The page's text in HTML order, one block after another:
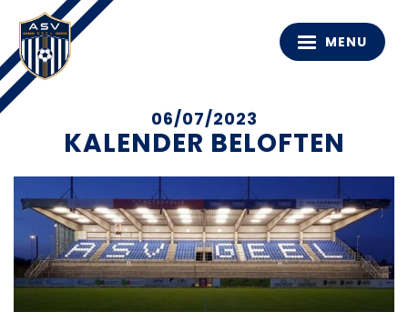
MENU
06/07/2023
KALENDER BELOFTEN